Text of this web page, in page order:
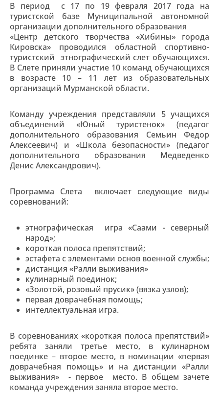
В период с 17 по 19 февраля 2017 года на
туристской базе Муниципальной автономной
организации дополнительного образования
«Центр детского творчества «Хибины» города
Кировска» проводился областной спортивно-
туристский этнографический слет обучающихся.
В Слете приняли участие 10 команд обучающихся
в возрасте 10 – 11 лет из образовательных
организаций Мурманской области.
Команду учреждения представляли 5 учащихся
объединений «Юный туристенок» (педагог
дополнительного образования Семьин Федор
Алексеевич) и «Школа безопасности» (педагог
дополнительного образования Медведенко
Денис Александрович).
Программа Слета включает следующие виды
соревнований:
этнографическая игра «Саами - северный
народ»;
короткая полоса препятствий;
эстафета с элементами основ военной службы;
дистанция «Ралли выживания»
кулинарный поединок;
«Золотой, розовый прусик» (вязка узлов);
первая доврачебная помощь;
интеллектуальная игра.
В соревнованиях «короткая полоса препятствий»
ребята заняли третье место, в кулинарном
поединке – второе место, в номинации «первая
доврачебная помощь» и на дистанции «Ралли
выживания» - первое место. В общем зачете
команда учреждения заняла второе место.